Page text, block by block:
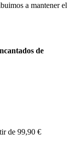
a mantener el
de
de 99,90 €